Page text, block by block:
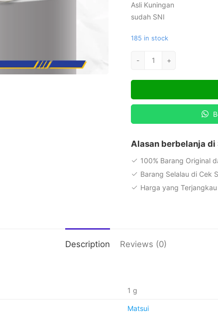
Asli Kuningan
sudah SNI
185 in stock
-
Serbaguna
MT-
+
Alasan berbelanja di
100% Barang Original
Barang Selalau di Cek
Harga yang Terjangkau
Description Reviews (0)
1 g
Matsui